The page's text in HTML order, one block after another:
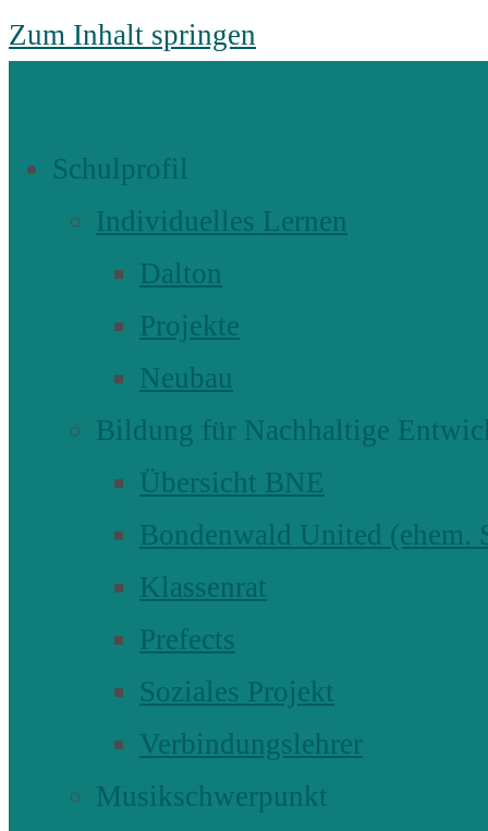
Zum Inhalt springen
Schulprofil
Individuelles Lernen
Dalton
Projekte
Neubau
Bildung für Nachhaltige
Übersicht BNE
Bondenwald United (ehem.
Klassenrat
Prefects
Soziales Projekt
Verbindungslehrer
Musikschwerpunkt